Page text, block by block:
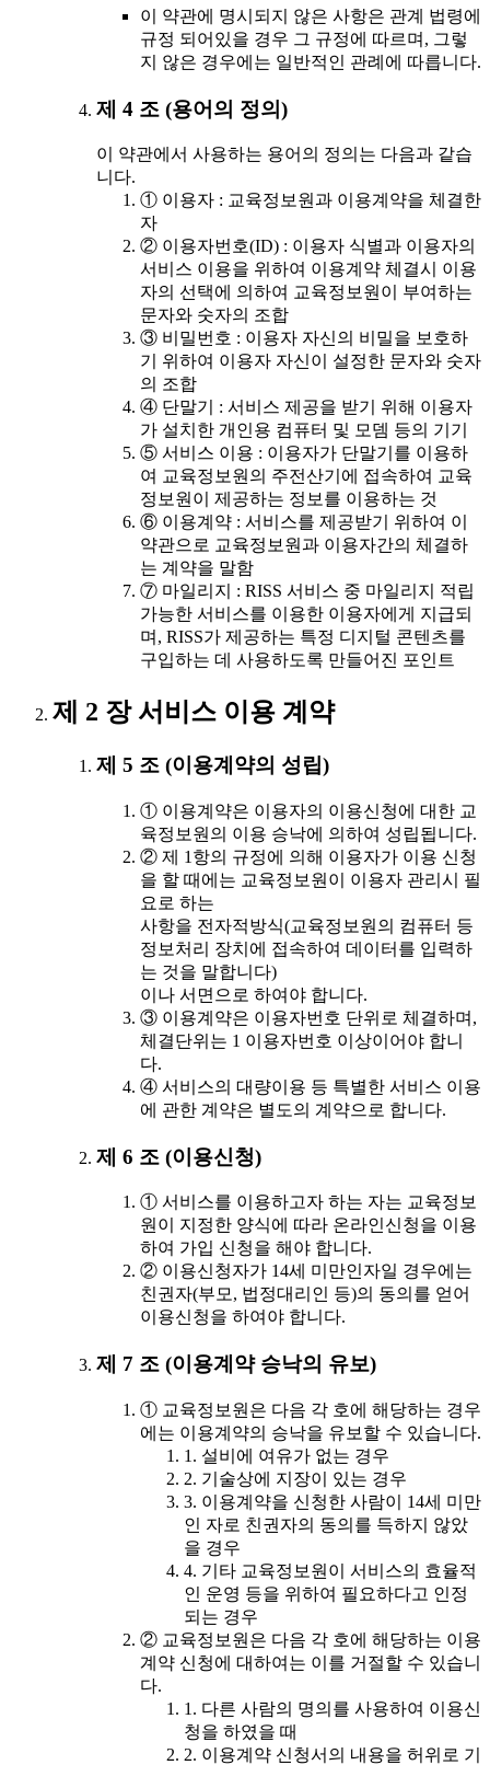
이 약관에 명시되지 않은 사항은 관계 법령에
규정 되어있을 경우 그 규정에 따르며, 그렇
지 않은 경우에는 일반적인 관례에 따릅니다.
제 4 조 (용어의 정의)
이 약관에서 사용하는 용어의 정의는 다음과 같습
니다.
① 이용자 : 교육정보원과 이용계약을 체결한
자
② 이용자번호(ID) : 이용자 식별과 이용자의
서비스 이용을 위하여 이용계약 체결시 이용
자의 선택에 의하여 교육정보원이 부여하는
문자와 숫자의 조합
③ 비밀번호 : 이용자 자신의 비밀을 보호하
기 위하여 이용자 자신이 설정한 문자와 숫자
의 조합
④ 단말기 : 서비스 제공을 받기 위해 이용자
가 설치한 개인용 컴퓨터 및 모뎀 등의 기기
⑤ 서비스 이용 : 이용자가 단말기를 이용하
여 교육정보원의 주전산기에 접속하여 교육
정보원이 제공하는 정보를 이용하는 것
⑥ 이용계약 : 서비스를 제공받기 위하여 이
약관으로 교육정보원과 이용자간의 체결하
는 계약을 말함
⑦ 마일리지 : RISS 서비스 중 마일리지 적립
가능한 서비스를 이용한 이용자에게 지급되
며, RISS가 제공하는 특정 디지털 콘텐츠를
구입하는 데 사용하도록 만들어진 포인트
제 2 장 서비스 이용 계약
제 5 조 (이용계약의 성립)
① 이용계약은 이용자의 이용신청에 대한 교
육정보원의 이용 승낙에 의하여 성립됩니다.
② 제 1항의 규정에 의해 이용자가 이용 신청
을 할 때에는 교육정보원이 이용자 관리시 필
요로 하는
사항을 전자적방식(교육정보원의 컴퓨터 등
정보처리 장치에 접속하여 데이터를 입력하
는 것을 말합니다)
이나 서면으로 하여야 합니다.
③ 이용계약은 이용자번호 단위로 체결하며,
체결단위는 1 이용자번호 이상이어야 합니
다.
④ 서비스의 대량이용 등 특별한 서비스 이용
에 관한 계약은 별도의 계약으로 합니다.
제 6 조 (이용신청)
① 서비스를 이용하고자 하는 자는 교육정보
원이 지정한 양식에 따라 온라인신청을 이용
하여 가입 신청을 해야 합니다.
② 이용신청자가 14세 미만인자일 경우에는
친권자(부모, 법정대리인 등)의 동의를 얻어
이용신청을 하여야 합니다.
제 7 조 (이용계약 승낙의 유보)
① 교육정보원은 다음 각 호에 해당하는 경우
에는 이용계약의 승낙을 유보할 수 있습니다.
1. 설비에 여유가 없는 경우
2. 기술상에 지장이 있는 경우
3. 이용계약을 신청한 사람이 14세 미만
인 자로 친권자의 동의를 득하지 않았
을 경우
4. 기타 교육정보원이 서비스의 효율적
인 운영 등을 위하여 필요하다고 인정
되는 경우
② 교육정보원은 다음 각 호에 해당하는 이용
계약 신청에 대하여는 이를 거절할 수 있습니
다.
1. 다른 사람의 명의를 사용하여 이용신
청을 하였을 때
2. 이용계약 신청서의 내용을 허위로 기